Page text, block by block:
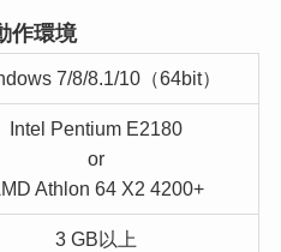
作環境
7/8/8.1/10（64bit）
Intel Pentium E2180
or
Athlon 64 X2 4200+
3 GB以上